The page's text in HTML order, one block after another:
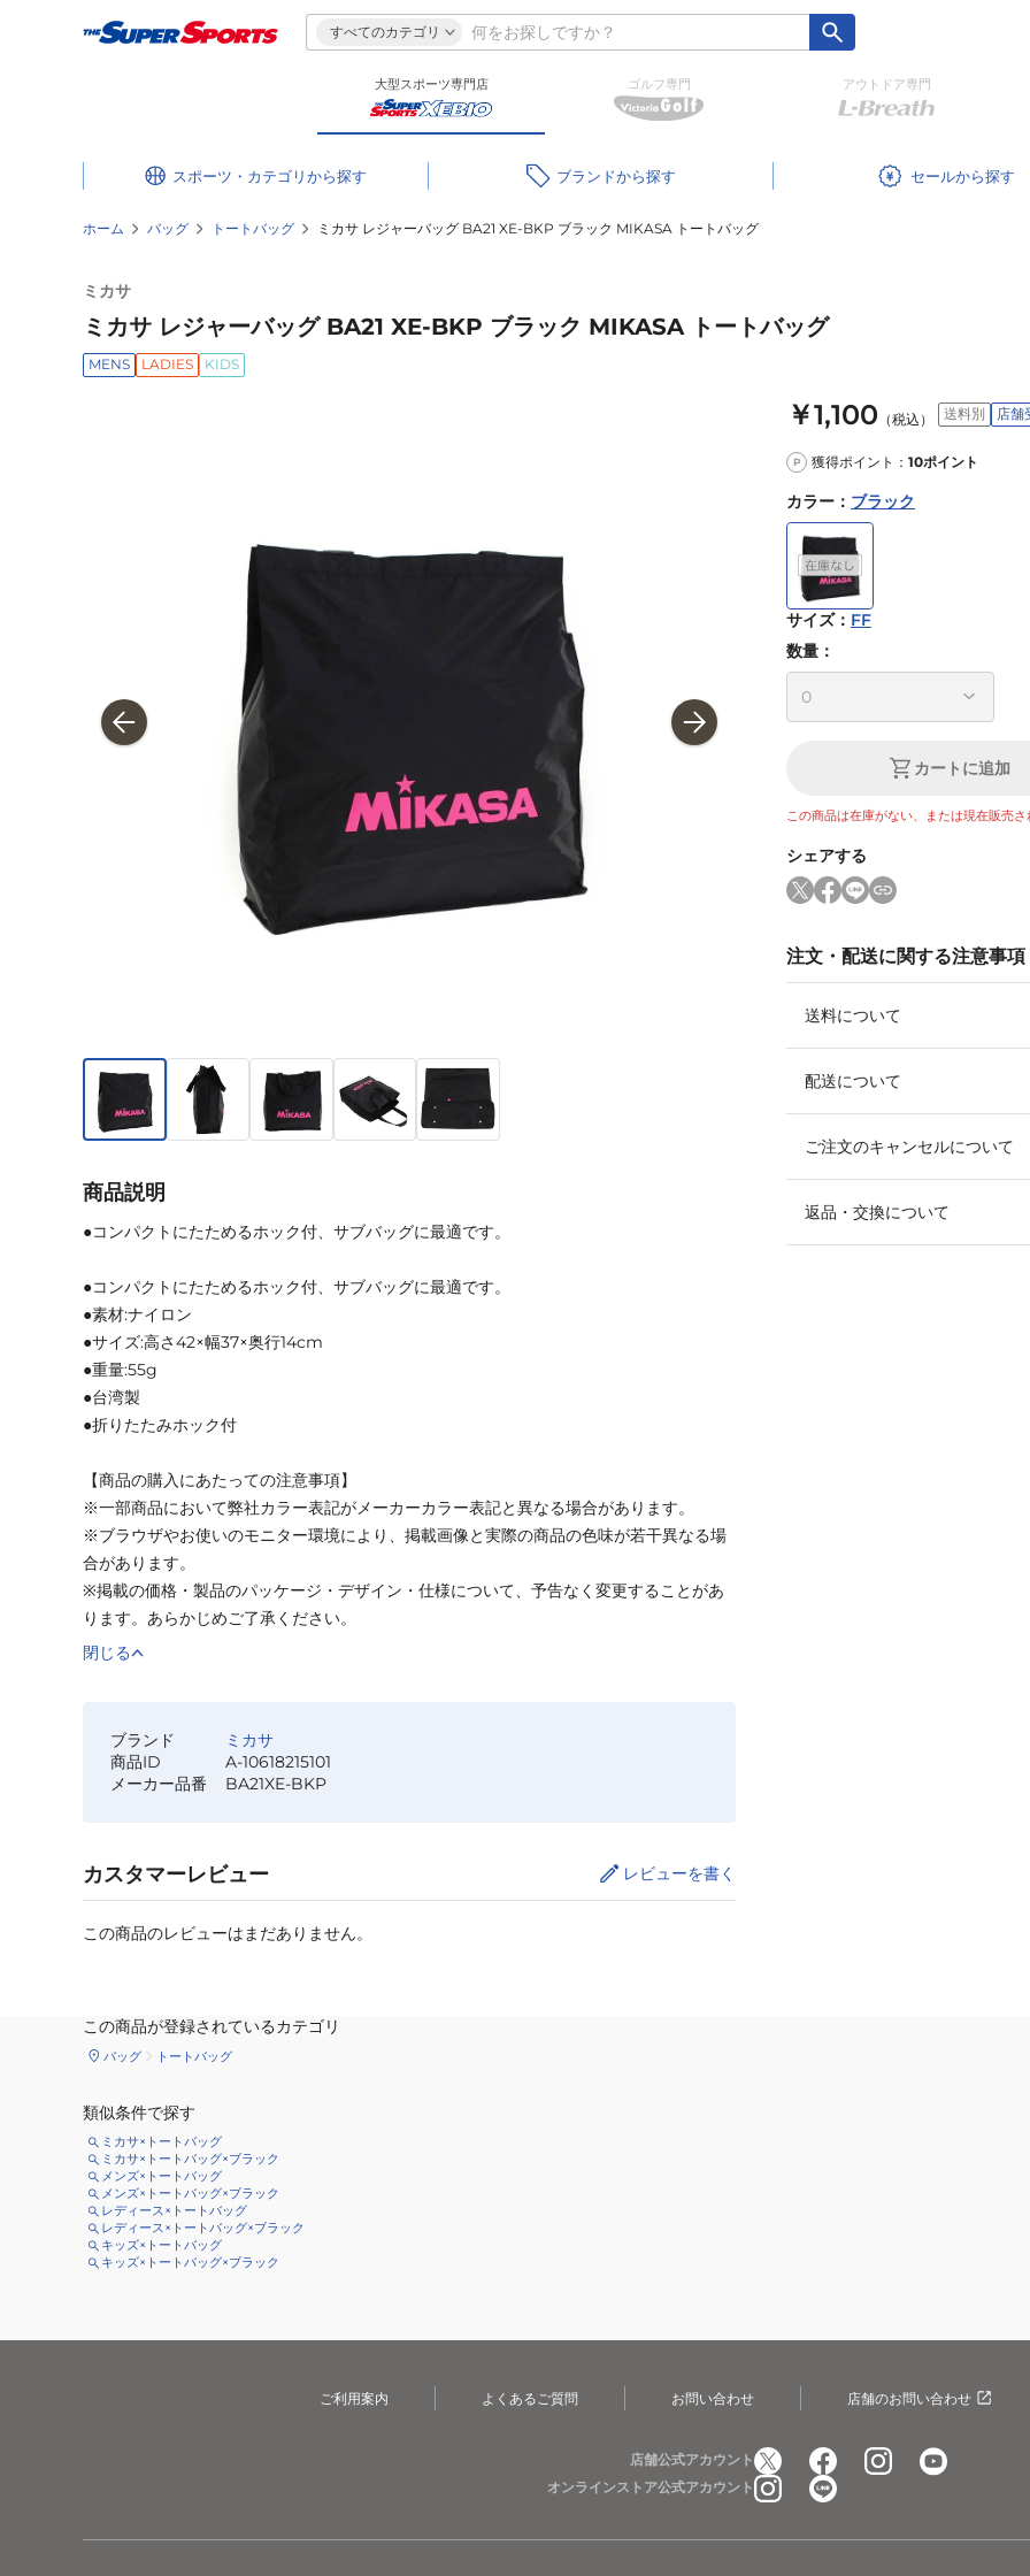
すべてのカテゴリ
大型スポーツ専門店 ゴルフ専門 アウトドア専門
スポーツ・カテゴリ ブランド セール
ホーム バッグ トートバッグ ミカサ レジャーバッグ BA21 XE-BKP ブラック MIKASA トートバッグ
ミカサ
ミカサ レジャーバッグ BA21 XE-BKP ブラック MIKASA トートバッグ
MENS LADIES KIDS
￥1,100 （税込） 送料別 店舗
P 獲得ポイント： 10ポイント
カラー ： ブラック
サイズ： FF
数量：
カートに追加
この商品は在庫がない、または現在販売さ
シェアする
注文・配送に関する注意事項
送料について
配送について
ご注文のキャンセルについて
返品・交換について
商品説明
●コンパクトにたためるホック付、サブバッグに最適です。
●コンパクトにたためるホック付、サブバッグに最適です。
●素材:ナイロン
●サイズ:高さ42×幅37×奥行14cm
●重量:55g
●台湾製
●折りたたみホック付
【商品の購入にあたっての注意事項】
※一部商品において弊社カラー表記がメーカーカラー表記と異なる場合があります。
※ブラウザやお使いのモニター環境により、掲載画像と実際の商品の色味が若干異なる場
合があります。
※掲載の価格・製品のパッケージ・デザイン・仕様について、予告なく変更することがあ
ります。あらかじめご了承ください。
閉じる
ブランド
ミカサ
商品ID
A-10618215101
メーカー品番
BA21XE-BKP
カスタマーレビュー レビューを書く
この商品のレビューはまだありません。
この商品が登録されているカテゴリ
バッグ トートバッグ
類似条件で探す
ミカサ×トートバッグ
ミカサ×トートバッグ×ブラック
メンズ×トートバッグ
メンズ×トートバッグ×ブラック
レディース×トートバッグ
レディース×トートバッグ×ブラック
キッズ×トートバッグ
キッズ×トートバッグ×ブラック
ご利用案内 よくあるご質問 お問い合わせ 店舗のお問い合わせ
店舗公式アカウント
オンラインストア公式アカウント